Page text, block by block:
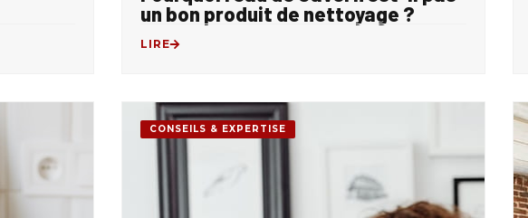
un bon produit de nettoyage ?
LIRE
CONSEILS & EXPERTISE